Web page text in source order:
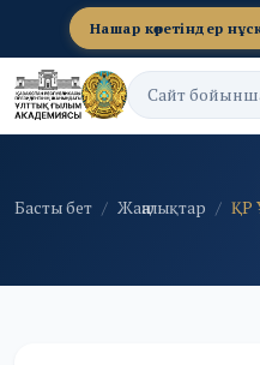
Нашар көретіндер
Басты бет Жаңалықтар ҚР